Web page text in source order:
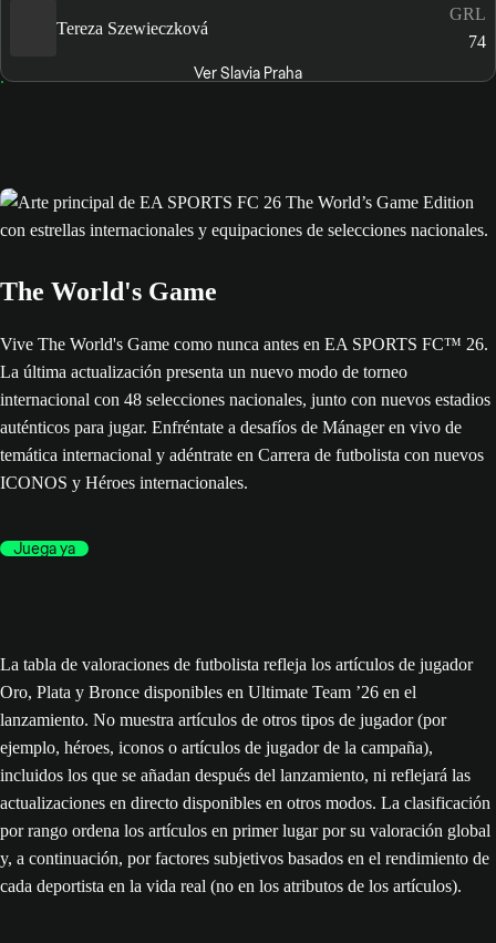
Tereza Szewieczková
GRL
74
Ver Slavia Praha
The World's Game
Vive The World's Game como nunca antes en EA SPORTS FC™ 26.
La última actualización presenta un nuevo modo de torneo
internacional con 48 selecciones nacionales, junto con nuevos estadios
auténticos para jugar. Enfréntate a desafíos de Mánager en vivo de
temática internacional y adéntrate en Carrera de futbolista con nuevos
ICONOS y Héroes internacionales.
Juega ya
La tabla de valoraciones de futbolista refleja los artículos de jugador
Oro, Plata y Bronce disponibles en Ultimate Team ’26 en el
lanzamiento. No muestra artículos de otros tipos de jugador (por
ejemplo, héroes, iconos o artículos de jugador de la campaña),
incluidos los que se añadan después del lanzamiento, ni reflejará las
actualizaciones en directo disponibles en otros modos. La clasificación
por rango ordena los artículos en primer lugar por su valoración global
y, a continuación, por factores subjetivos basados en el rendimiento de
cada deportista en la vida real (no en los atributos de los artículos).